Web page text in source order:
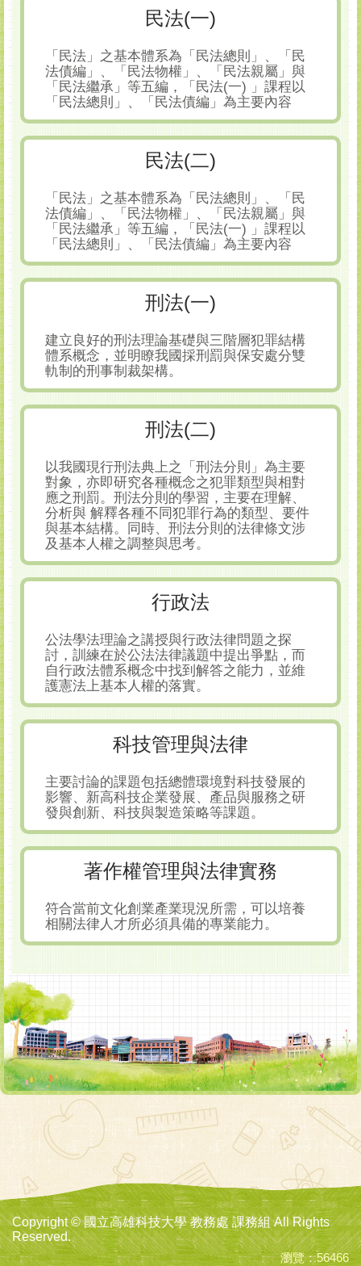
民法(一)
「民法」之基本體系為「民法總則」、「民
法債編」、「民法物權」、「民法親屬」與
「民法繼承」等五編，「民法(一) 」課程以
「民法總則」、「民法債編」為主要內容
民法(二)
「民法」之基本體系為「民法總則」、「民
法債編」、「民法物權」、「民法親屬」與
「民法繼承」等五編，「民法(一) 」課程以
「民法總則」、「民法債編」為主要內容
刑法(一)
建立良好的刑法理論基礎與三階層犯罪結構
體系概念，並明瞭我國採刑罰與保安處分雙
軌制的刑事制裁架構。
刑法(二)
以我國現行刑法典上之「刑法分則」為主要
對象，亦即研究各種概念之犯罪類型與相對
應之刑罰。刑法分則的學習，主要在理解、
分析與 解釋各種不同犯罪行為的類型、要件
與基本結構。同時、刑法分則的法律條文涉
及基本人權之調整與思考。
行政法
公法學法理論之講授與行政法律問題之探
討，訓練在於公法法律議題中提出爭點，而
自行政法體系概念中找到解答之能力，並維
護憲法上基本人權的落實。
科技管理與法律
主要討論的課題包括總體環境對科技發展的
影響、新高科技企業發展、產品與服務之研
發與創新、科技與製造策略等課題。
著作權管理與法律實務
符合當前文化創業產業現況所需，可以培養
相關法律人才所必須具備的專業能力。
Copyright © 國立高雄科技大學 教務處 課務組 All Rights
Reserved.
瀏覽：56466